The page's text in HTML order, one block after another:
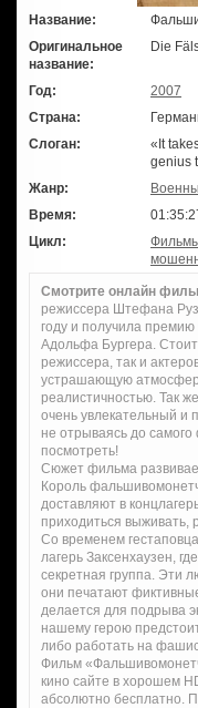
Название:
Оригинальное
название:
Die
Год:
2007
Страна:
Слоган:
«It
genius
Жанр:
Время:
Цикл:
Смотрите онлайн
режиссера Штефана
году и получила
Адольфа Бургера.
режиссера, так и
устрашающую
реалистичностью. Так
очень увлекательный и
не отрываясь до
посмотреть!
Сюжет фильма
Король
доставляют в
приходиться выживать,
Со временем
лагерь Заксенхаузен,
секретная группа. Эти
они печатают
делается для подрыва
нашему герою
либо работать на
Фильм
кино сайте в хорошем
абсолютно бесплатно.